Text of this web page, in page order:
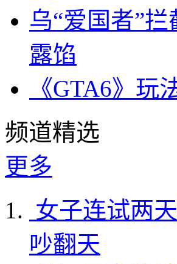
乌“爱国者”
露馅
《GTA6》
频道精选
更多
女子连试两
吵翻天